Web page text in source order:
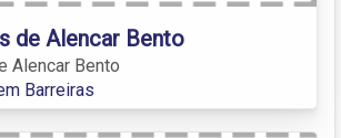
de Alencar Bento
Alencar Bento
Barreiras